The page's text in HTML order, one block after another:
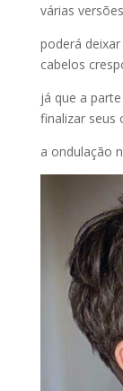
várias
poderá
cabelos
já que a
finalizar seus
a ondulação